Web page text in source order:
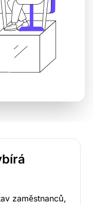
zaměstnanců,